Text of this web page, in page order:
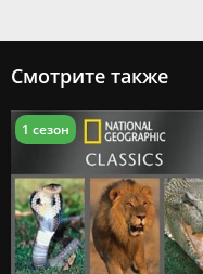
Смотрите также
1 сезон